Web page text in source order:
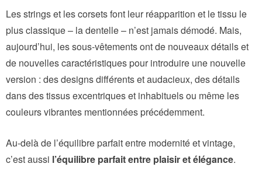
Les strings et les corsets font leur réapparition et le tissu le
plus classique – la dentelle – n’est jamais démodé. Mais,
aujourd’hui, les sous-vêtements ont de nouveaux détails et
de nouvelles caractéristiques pour introduire une nouvelle
version : des designs différents et audacieux, des détails
dans des tissus excentriques et inhabituels ou même les
couleurs vibrantes mentionnées précédemment.
Au-delà de l’équilibre parfait entre modernité et vintage,
c’est aussi l’équilibre parfait entre plaisir et élégance.